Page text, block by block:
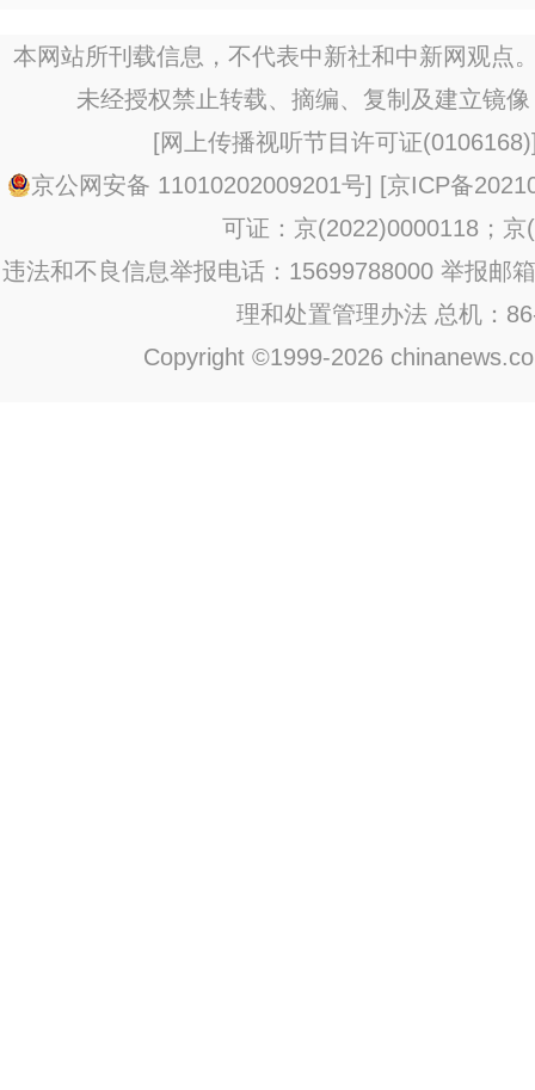
本网站所刊载信息，不代表中新社和中新网观点
未经授权禁止转载、摘编、复制及建立镜
[网上传播视听节目许可证(0106168)
京公网安备 11010202009201号] [京ICP备
可证：京(2022)0000118；京
违法和不良信息举报电话：15699788000 举报邮
理和处置管理办法 总机：
Copyright ©1999-2026